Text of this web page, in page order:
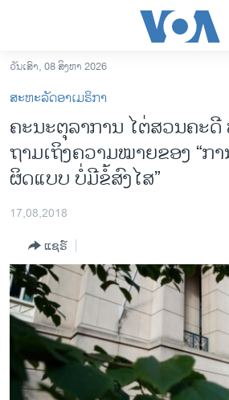
ເຂົ້າ
ຫາ
ຂ້າມ
ຂ້າມ
ໄປ
ຫາ
ຊອກ
ອາເມຣິກາ
ການເລືອກຕັ້ງ ປະທານາທີບໍດີ ສະຫະລັດ 2024
ອິດສະຫຼະພາບດ້ານການຂ່າວ
ຊີວິດຊາວລາວ
ຊຸມຊົນຊາວລາວ
ວິທະຍາສາດ-ເທັກໂນໂລຈີ
ວັນເສົາ, 08 ສິງຫາ 2026
ສະຫະລັດອາເມຣິກາ
ຄະນະຕຸລາການ ໄຕ່ສວນຄະ
ຖາມເຖິງຄວາມໝາຍຂອງ “ກ
ຜິດແບບ ບໍ່ມີຂໍ້ສົງໄສ”
17,08,2018
ແຊຣ໌